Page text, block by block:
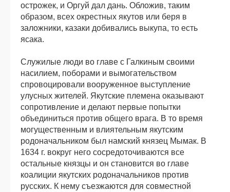
острожек, и Оргуй дал дань. Обложив, таким
образом, всех окрестных якутов или беря в
заложники, казаки добивались выкупа, то есть
ясака.
Служилые люди во главе с Галкиным своими
насилием, поборами и вымогательством
спровоцировали вооруженное выступление
улусных жителей. Якутские племена оказывают
сопротивление и делают первые попытки
объединиться против общего врага. В то время
могущественным и влиятельным якутским
родоначальником был намский князец Мымак. В
1634 г. вокруг него сосредоточиваются все
остальные князцы и он становится во главе
коалиции якутских родоначальников против
русских. К нему съезжаются для совместной